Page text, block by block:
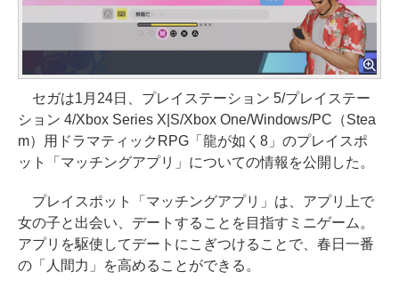
セガは1月24日、プレイステーション 5/プレイステー
ション 4/Xbox Series X|S/Xbox One/Windows/PC（Stea
m）用ドラマティックRPG「龍が如く8」のプレイスポ
ット「マッチングアプリ」についての情報を公開した。
プレイスポット「マッチングアプリ」は、アプリ上で
女の子と出会い、デートすることを目指すミニゲーム。
アプリを駆使してデートにこぎつけることで、春日一番
の「人間力」を高めることができる。